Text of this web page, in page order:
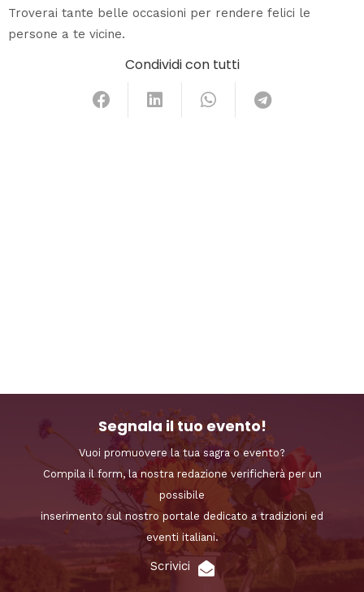
Troverai tante belle occasioni per rendere felici le
persone a te vicine.
Condividi con tutti
Segnala il tuo evento!
Vuoi promuovere la tua sagra o evento?
Compila il form, la nostra redazione verificherà per un
possibile
inserimento sul nostro portale dedicato a tradizioni ed
eventi italiani.
Scrivici